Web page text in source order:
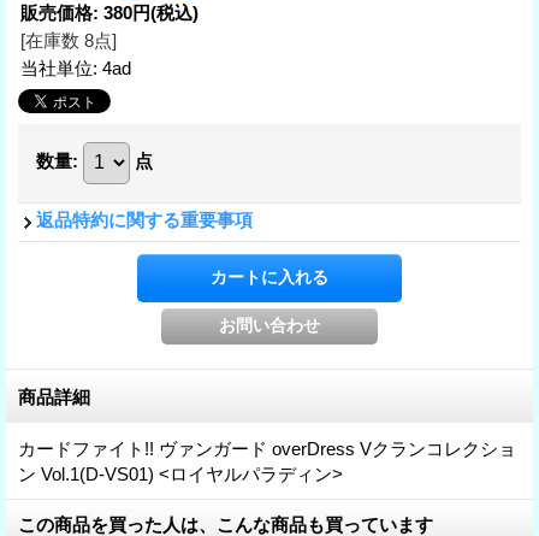
販売価格: 380円(税込)
[在庫数 8点]
当社単位: 4ad
数量: 点
返品特約に関する重要事項
商品詳細
カードファイト!! ヴァンガード overDress Vクランコレクショ
ン Vol.1(D-VS01) <ロイヤルパラディン>
この商品を買った人は、こんな商品も買っています